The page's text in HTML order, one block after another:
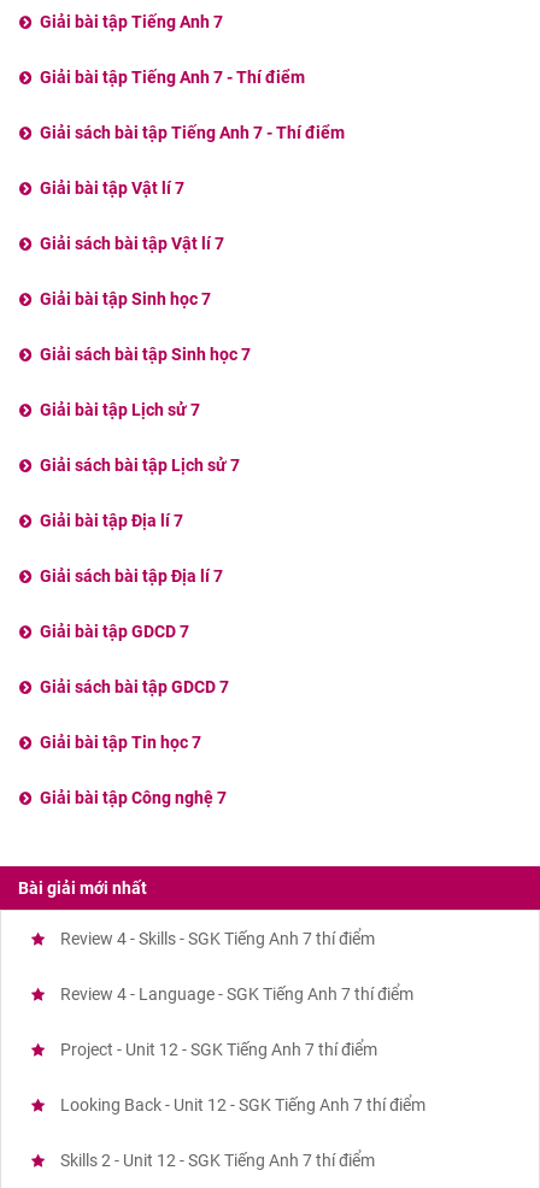
Giải bài tập Tiếng Anh 7
Giải bài tập Tiếng Anh 7 - Thí điểm
Giải sách bài tập Tiếng Anh 7 - Thí điểm
Giải bài tập Vật lí 7
Giải sách bài tập Vật lí 7
Giải bài tập Sinh học 7
Giải sách bài tập Sinh học 7
Giải bài tập Lịch sử 7
Giải sách bài tập Lịch sử 7
Giải bài tập Địa lí 7
Giải sách bài tập Địa lí 7
Giải bài tập GDCD 7
Giải sách bài tập GDCD 7
Giải bài tập Tin học 7
Giải bài tập Công nghệ 7
Bài giải mới nhất
Review 4 - Skills - SGK Tiếng Anh 7 thí điểm
Review 4 - Language - SGK Tiếng Anh 7 thí điểm
Project - Unit 12 - SGK Tiếng Anh 7 thí điểm
Looking Back - Unit 12 - SGK Tiếng Anh 7 thí điểm
Skills 2 - Unit 12 - SGK Tiếng Anh 7 thí điểm